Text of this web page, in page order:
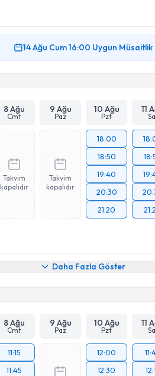
14 Ağu Cum16:00 Uygun Müsaitlik
8 Ağu
Cmt
9 Ağu
Paz
10 Ağu
Pzt
11
Takvim
kapalıdır
Takvim
kapalıdır
18:00
18:50
19:40
20:30
21:20
Daha Fazla Göster
8 Ağu
Cmt
9 Ağu
Paz
10 Ağu
Pzt
11
11:15
11:45
12:00
12:30